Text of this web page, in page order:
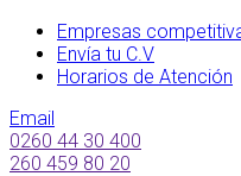
Empresas
Envía tu C.V
Horarios de Atención
Email
0260 44 30 400
260 459 80 20